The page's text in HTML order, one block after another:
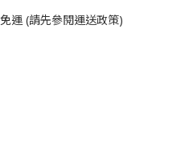
運 (請先參閱運送政策)